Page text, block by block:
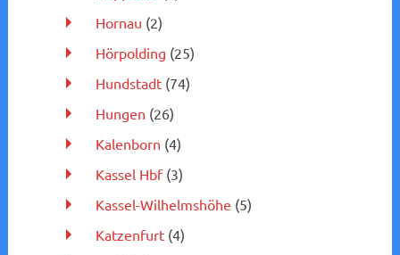
Hornau (2)
Hörpolding (25)
Hundstadt(74)
Hungen (26)
Kalenborn (4)
Kassel Hbf(3)
Kassel-Wilhelmshöhe (5)
Katzenfurt(4)